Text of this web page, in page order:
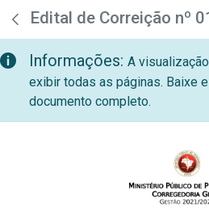
Pular para o Conteúdo principal
teste descricao
Edital de Correição nº
Informações: A
exibir todas as páginas. Baixe
documento completo.